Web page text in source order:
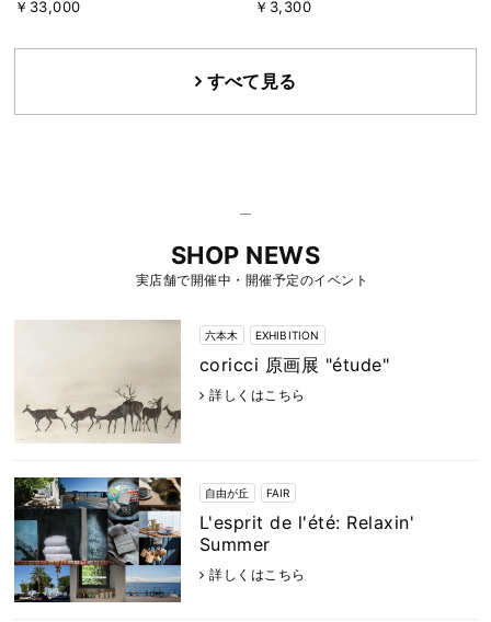
￥33,000 ￥3,300
すべて見る
SHOP NEWS
実店舗で開催中・開催予定のイベント
六本木 EXHIBITION
coricci 原画展 "étude"
詳しくはこちら
自由が丘 FAIR
L'esprit de l'été: Relaxin'
Summer
詳しくはこちら